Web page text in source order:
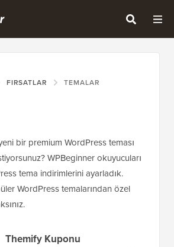
FIRSATLAR TEMALAR
bir premium WordPress teması
WPBeginner okuyucuları
tema indirimlerini ayarladık.
WordPress temalarından özel
Themify Kuponu